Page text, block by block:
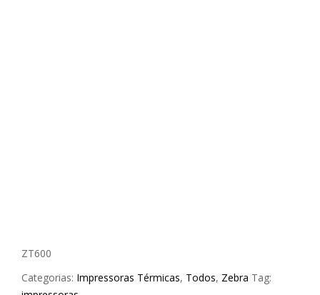
ZT600
Categorias: Impressoras Térmicas, Todos, Zebra Tag: